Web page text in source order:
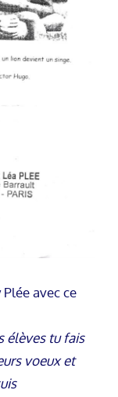
avec ce
élèves tu fais
voeux et